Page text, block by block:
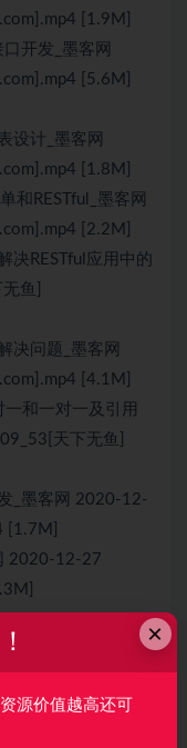
[1.9M]
开发_墨客网
[5.6M]
计_墨客网
[1.8M]
RESTful_墨客网
[2.2M]
RESTful应用中的
鱼]
问题_墨客网
[4.1M]
和一对一及引用
天下无鱼]
墨客网 2020-12-
[1.7M]
2020-12-27
库设计_墨客网
式比较_墨客网
×
源价值越高还可